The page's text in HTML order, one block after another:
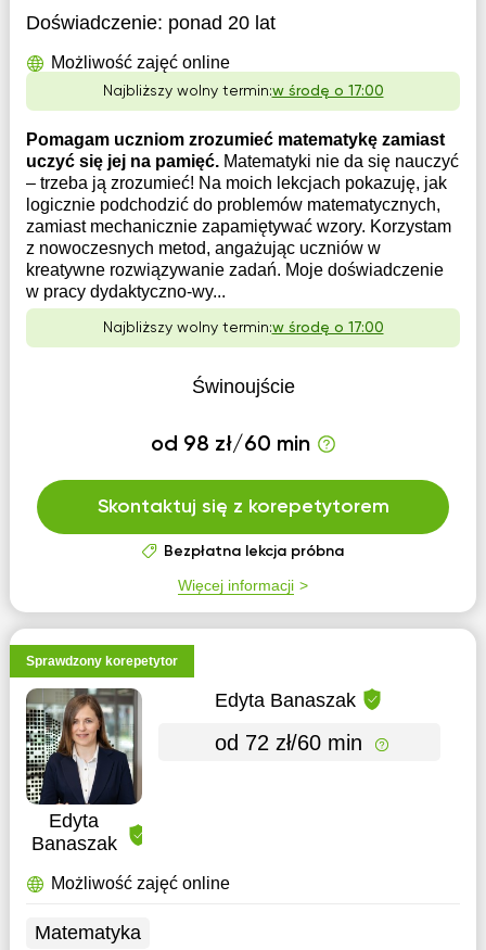
Doświadczenie: ponad 20 lat
Możliwość zajęć online
Najbliższy wolny termin:w środę o 17:00
Pomagam uczniom zrozumieć matematykę zamiast
uczyć się jej na pamięć. Matematyki nie da się nauczyć
– trzeba ją zrozumieć! Na moich lekcjach pokazuję, jak
logicznie podchodzić do problemów matematycznych,
zamiast mechanicznie zapamiętywać wzory. Korzystam
z nowoczesnych metod, angażując uczniów w
kreatywne rozwiązywanie zadań. Moje doświadczenie
w pracy dydaktyczno-wy...
Najbliższy wolny termin:w środę o 17:00
Świnoujście
od 98 zł/60 min
Skontaktuj się z korepetytorem
Bezpłatna lekcja próbna
Więcej informacji
Sprawdzony korepetytor
Edyta
Banaszak
Edyta Banaszak
od 72 zł/60 min
Możliwość zajęć online
Matematyka